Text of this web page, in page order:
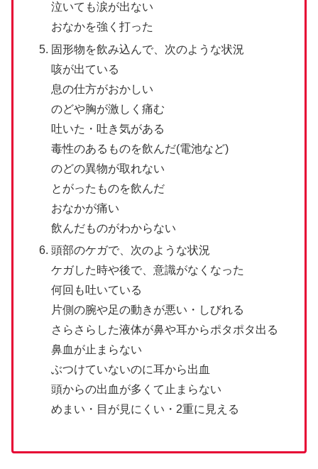
泣いても涙が出ない
おなかを強く打った
固形物を飲み込んで、次のような状況
咳が出ている
息の仕方がおかしい
のどや胸が激しく痛む
吐いた・吐き気がある
毒性のあるものを飲んだ(電池など)
のどの異物が取れない
とがったものを飲んだ
おなかが痛い
飲んだものがわからない
頭部のケガで、次のような状況
ケガした時や後で、意識がなくなった
何回も吐いている
片側の腕や足の動きが悪い・しびれる
さらさらした液体が鼻や耳からポタポタ出る
鼻血が止まらない
ぶつけていないのに耳から出血
頭からの出血が多くて止まらない
めまい・目が見にくい・2重に見える